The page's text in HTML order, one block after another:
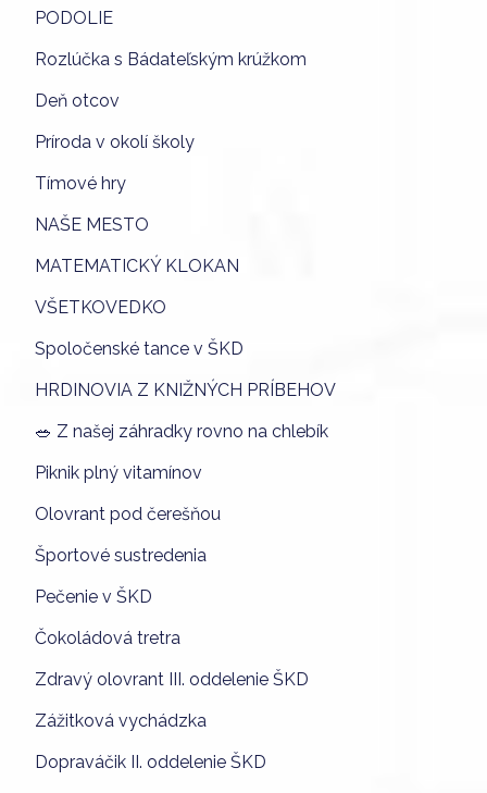
PODOLIE
Rozlúčka s Bádateľským krúžkom
Deň otcov
Príroda v okolí školy
Tímové hry
NAŠE MESTO
MATEMATICKÝ KLOKAN
VŠETKOVEDKO
Spoločenské tance v ŠKD
HRDINOVIA Z KNIŽNÝCH PRÍBEHOV
🥗 Z našej záhradky rovno na chlebík
Piknik plný vitamínov
Olovrant pod čerešňou
Športové sustredenia
Pečenie v ŠKD
Čokoládová tretra
Zdravý olovrant III. oddelenie ŠKD
Zážitková vychádzka
Dopraváčik II. oddelenie ŠKD